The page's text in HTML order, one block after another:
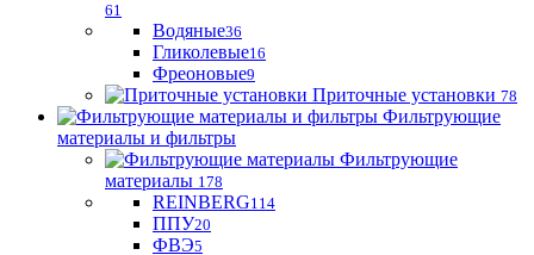
61
Водяные36
Гликолевые16
Фреоновые9
Приточные установки 78
Фильтрующие
материалы и фильтры
Фильтрующие
материaлы 178
REINBERG114
ППУ20
ФВЭ5